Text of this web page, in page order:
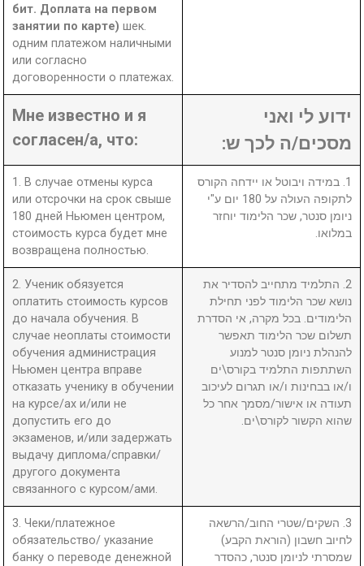
бит. Доплата на первом
занятии по карте)шек.
одним платежом наличными
или согласно
договоренности о платежах.
Мне известно и я
согласен/а, что:
ידוע לי ואני
מסכים/ה לכך ש:
1. В случае отмены курса
или отсрочки на срок свыше
180 дней Ньюмен центром,
стоимость курса будет мне
возвращена полностью.
1. במידה ויבוטל או יידחה הקורס
לתקופה העולה על 180 יום ע"י
ניומן סנטר, שכר הלימוד יוחזר
במלואו.
2. Ученик обязуется
оплатить стоимость курсов
до начала обучения. В
случае неоплаты стоимости
обучения администрация
Ньюмен центра вправе
отказать ученику в обучении
на курсе/ах и/или не
допустить его до
экзаменов, и/или задержать
выдачу диплома/справки/
другого документа
связанного с курсом/ами.
2. התלמיד מתחייב להסדיר את
נושא שכר הלימוד לפני תחילת
הלימודים. בכל מקרה, אי הסדרת
תשלום שכר הלימוד תאפשר
להנהלת ניומן סנטר למנוע
השתתפות התלמיד בקורס\ים
ו/או בבחינות ו/או תגרום לעיכוב
תעודה או אישור/מסמך אחר כל
שהוא הקשור לקורס\ים.
3. Чеки/платежное
обязательство/ указание
банку о переводе денежной
3. השקים/שטרי החוב/הרשאה
לחיוב חשבון (הוראת הקבע)
שמסרתי לניומן סנטר, כהסדר